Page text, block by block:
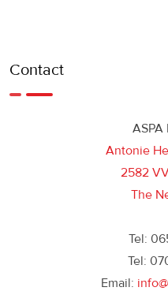
Contact
ASPA
Antonie
2582
The
Tel:
Tel:
Email: